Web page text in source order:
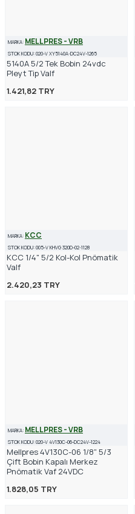
MARKA: MELLPRES - VRB
STOK KODU:020-V XY5140A-DC24V-1265
5140A 5/2 Tek Bobin 24vdc
Pleyt Tip Valf
1.421,82 TRY
MARKA: KCC
STOK KODU:005-V KHVG 320D-02-1128
KCC 1/4" 5/2 Kol-Kol Pnömatik
Valf
2.420,23 TRY
MARKA: MELLPRES - VRB
STOK KODU:020-V 4V130C-06-DC24V-1224
Mellpres 4V130C-06 1/8" 5/3
Çift Bobin Kapalı Merkez
Pnömatik Vaf 24VDC
1.828,05 TRY